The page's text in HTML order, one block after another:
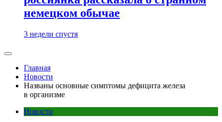
немецком обычае
3 недели спустя
Главная
Новости
Названы основные симптомы дефицита железа
в организме
Новости